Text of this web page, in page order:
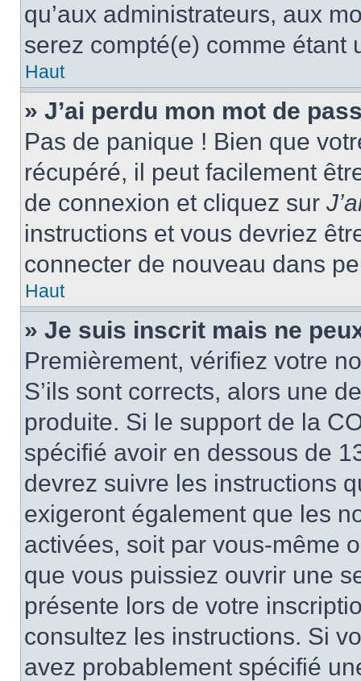
qu’aux administrateurs, aux
serez compté(e) comme étant
Haut
» J’ai perdu mon mot de
Pas de panique ! Bien que
récupéré, il peut facilement
de connexion et cliquez sur
instructions et vous devriez
connecter de nouveau dans
Haut
» Je suis inscrit mais ne
Premièrement, vérifiez votre
S’ils sont corrects, alors une
produite. Si le support de la
spécifié avoir en dessous de
devrez suivre les instructions
exigeront également que les
activées, soit par vous-même
que vous puissiez ouvrir une
présente lors de votre
consultez les instructions. Si
avez probablement spécifié